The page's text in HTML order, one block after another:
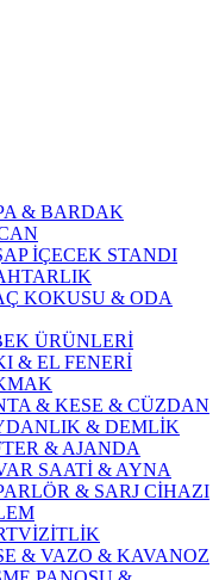
& BARDAK
İÇECEK STANDI
KOKUSU & ODA
ÜRÜNLERİ
& EL FENERİ
& KESE & CÜZDAN
& DEMLİK
& AJANDA
SAATİ & AYNA
& SARJ CİHAZI
& VAZO & KAVANOZ